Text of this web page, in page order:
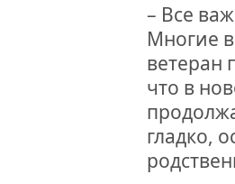
– Все
Многие
ветеран
что в
гладко,